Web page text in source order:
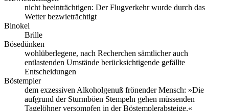
nicht beeinträchtigen: Der Flugverkehr wurde durch das
Wetter bezwieträchtigt
Binokel
Brille
Bösedünken
wohlüberlegene, nach Recherchen sämtlicher auch
entlastenden Umstände berücksichtigende gefällte
Entscheidungen
Böstempler
dem exzessiven Alkoholgenuß frönender Mensch: »Die
aufgrund der Sturmböen Stempeln gehen müssenden
Tagelöhner versompfen in der Böstemplerabsteige.«